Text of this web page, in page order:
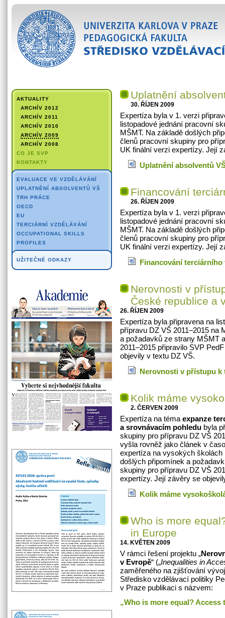
AKTUALITY
ARCHÍV 2012
ARCHÍV 2011
ARCHÍV 2010
ARCHÍV 2009
ARCHÍV 2008
CO JE SVP
KONTAKTY
EVALUACE VE VZDĚLÁVÁNÍ
UPLATNĚNÍ ABSOLVENTŮ VŠ
TRH PRÁCE
OECD
EU
TERCIÁRNÍ VZDĚLÁVÁNÍ
OCCUPATIONAL SKILLS
PROFILES
UŽITEČNÉ ODKAZY
Uplatnění
30. ŘÍJEN 2009
Expertíza byla v 1. verzi
listopadové jednání pracovní
MŠMT. Na základě došlých
členů pracovní skupiny pro
UK finální verzi expertízy. Její
Uplatnění absolventů
Financování
26. ŘÍJEN 2009
Expertíza byla v 1. verzi
listopadové jednání pracovní
MŠMT. Na základě došlých
členů pracovní skupiny pro
UK finální verzi expertízy. Její
Financování terciárního
Nerovnosti v
České republice a
26. ŘÍJEN 2009
Expertíza byla připravena na
přípravu DZ VŠ 2011–2015 na
a požadavků ze strany MŠMT
2011–2015 připravilo SVP
objevily v textu DZ VŠ.
Nerovnosti v přístupu k
Kolik máme
2. ČERVEN 2009
Expertíza na téma expanze
a srovnávacím pohledu byla
skupiny pro přípravu DZ VŠ
vyšla rovněž jako článek v
expertíza na vysokých školách
došlých připomínek a
skupiny pro přípravu DZ VŠ
expertízy. Její závěry se
Kolik máme
Who is more
in Europe
14. KVĚTEN 2009
V rámci řešení projektu „
v Evropě“ („Inequalities in
zaměřeného na zjišťování
Středisko vzdělávací politiky
v Praze publikaci s názvem:
„Who is more equal?